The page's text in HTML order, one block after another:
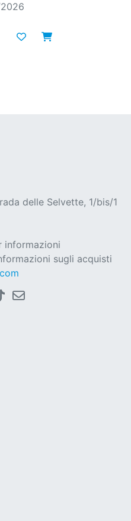
delle Selvette, 1/bis/1
informazioni
sugli acquisti